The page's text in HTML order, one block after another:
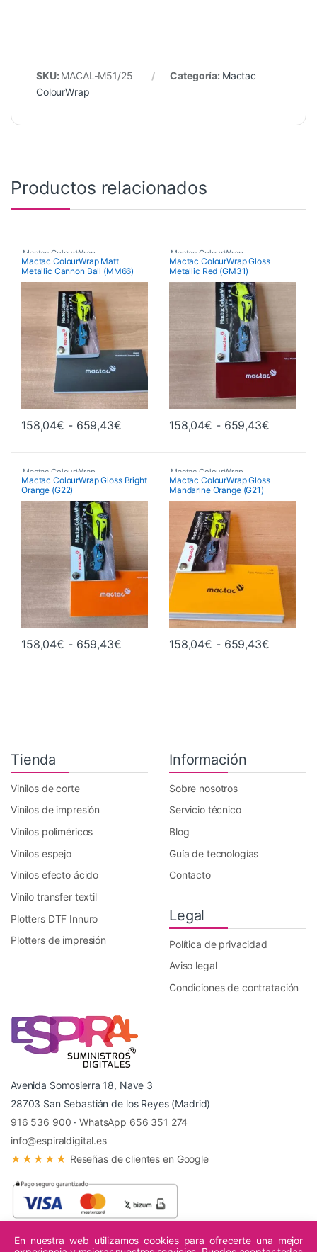
SKU: MACAL-M51/25 Categoría: Mactac
ColourWrap
Productos relacionados
Mactac ColourWrap
Mactac ColourWrap Matt
Metallic Cannon Ball (MM66)
158,04€ - 659,43€Rango de precios: desde 158,04€
Este producto tiene múltiples variantes. Las opciones se
Mactac ColourWrap
Mactac ColourWrap Gloss
Metallic Red (GM31)
158,04€ - 659,43€Rango
Este producto tiene múltiples
Mactac ColourWrap
Mactac ColourWrap Gloss Bright
Orange (G22)
158,04€ - 659,43€Rango de precios: desde 158,04€
Este producto tiene múltiples variantes. Las opciones se
Mactac ColourWrap
Mactac ColourWrap Gloss
Mandarine Orange (G21)
158,04€ - 659,43€Rango
Este producto tiene múltiples
Tienda
Vinilos de corte
Vinilos de impresión
Vinilos poliméricos
Vinilos espejo
Vinilos efecto ácido
Vinilo transfer textil
Plotters DTF Innuro
Plotters de impresión
Información
Sobre nosotros
Servicio técnico
Blog
Guía de tecnologías
Contacto
Legal
Política de privacidad
Aviso legal
Condiciones de contratación
Avenida Somosierra 18, Nave 3
28703 San Sebastián de los Reyes (Madrid)
916 536 900 ·WhatsApp 656 351 274
info@espiraldigital.es
★★★★★ Reseñas de clientes en Google
En nuestra web utilizamos cookies para ofrecerte una mejor